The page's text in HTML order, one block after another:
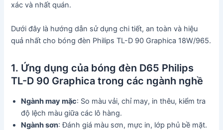
xác và nhất quán.
Dưới đây là hướng dẫn sử dụng chi tiết, an toàn và hiệu
quả nhất cho bóng đèn Philips TL-D 90 Graphica 18W/965.
1. Ứng dụng của bóng đèn D65 Philips
TL-D 90 Graphica trong các ngành nghề
Ngành may mặc: So màu vải, chỉ may, in thêu, kiểm tra
độ lệch màu giữa các lô hàng.
Ngành sơn: Đánh giá màu sơn, mực in, lớp phủ bề mặt.